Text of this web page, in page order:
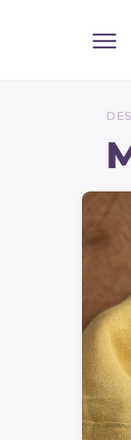
Toutes les
Plats principaux
Pizzas et focaccia
Gateaux et
Dernieres